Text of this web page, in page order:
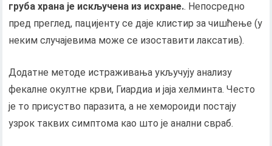
груба храна је искључена из исхране.. Непосредно
пред преглед, пацијенту се даје клистир за чишћење (у
неким случајевима може се изоставити лаксатив).
Додатне методе истраживања укључују анализу
фекалне окултне крви, Гиардиа и јаја хелминта. Често
је то присуство паразита, а не хемороиди постају
узрок таквих симптома као што је анални свраб.